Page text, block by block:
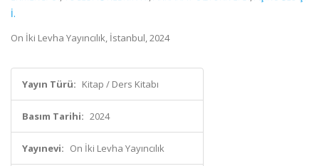
İ.
On İki Levha Yayıncılık, İstanbul, 2024
Yayın Türü: Kitap / Ders Kitabı
Basım Tarihi: 2024
Yayınevi: On İki Levha Yayıncılık